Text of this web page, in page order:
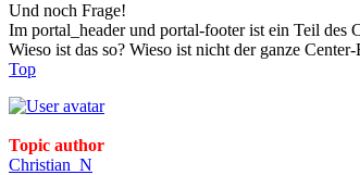
Und noch Frage!
Im portal_header und portal-footer ist ein Teil des
Wieso ist das so? Wieso ist nicht der ganze
Top
Topic author
Christian_N